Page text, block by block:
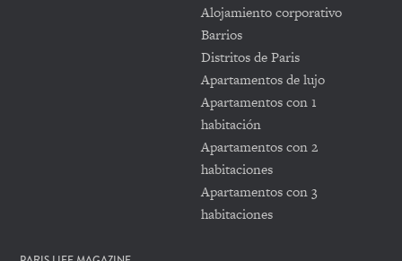
Alojamiento corporativo
Barrios
Distritos de Paris
Apartamentos de lujo
Apartamentos con 1
habitación
Apartamentos con 2
habitaciones
Apartamentos con 3
habitaciones